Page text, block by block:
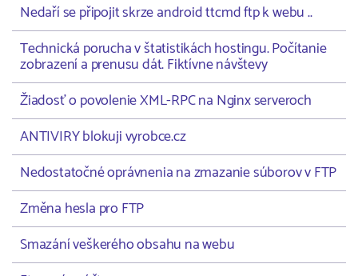
Nedaří se připojit skrze android ttcmd ftp k webu ..
Technická porucha v štatistikách hostingu. Počítanie
zobrazení a prenusu dát. Fiktívne návštevy
Žiadosť o povolenie XML-RPC na Nginx serveroch
ANTIVIRY blokuji vyrobce.cz
Nedostatočné oprávnenia na zmazanie súborov v FTP
Změna hesla pro FTP
Smazání veškerého obsahu na webu